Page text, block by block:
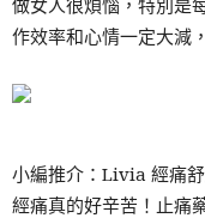
做女人很煩惱，特別是
作效率和心情一定大減
小編推介：Livia 經痛
經痛真的好辛苦！止痛